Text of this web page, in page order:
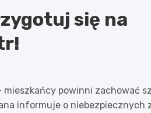
się na
powinni zachować
informuje o niebezpiecznych